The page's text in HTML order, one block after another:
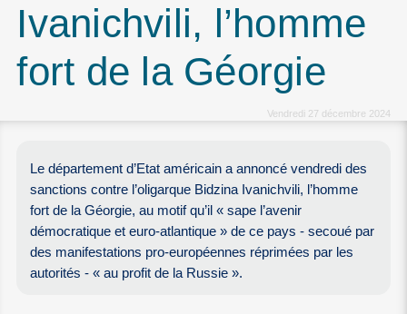
Ivanichvili, l’homme
fort de la Géorgie
Vendredi 27 décembre 2024
Le département d’Etat américain a annoncé vendredi des
sanctions contre l’oligarque Bidzina Ivanichvili, l’homme
fort de la Géorgie, au motif qu’il « sape l’avenir
démocratique et euro-atlantique » de ce pays - secoué par
des manifestations pro-européennes réprimées par les
autorités - « au profit de la Russie ».